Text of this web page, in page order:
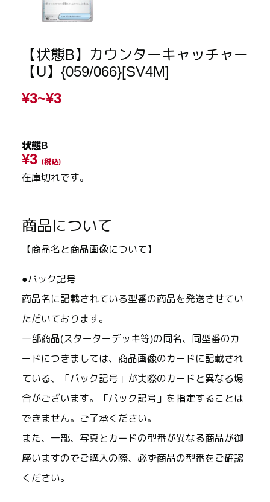
【状態B】カウンターキャッチャー
【U】{059/066}[SV4M]
¥3~¥3
状態B
¥3 (税込)
在庫切れです。
商品について
【商品名と商品画像について】
●パック記号
商品名に記載されている型番の商品を発送させてい
ただいております。
一部商品(スターターデッキ等)の同名、同型番のカ
ードにつきましては、商品画像のカードに記載され
ている、「パック記号」が実際のカードと異なる場
合がございます。「パック記号」を指定することは
できません。ご了承ください。
また、一部、写真とカードの型番が異なる商品が御
座いますのでご購入の際、必ず商品の型番をご確認
ください。